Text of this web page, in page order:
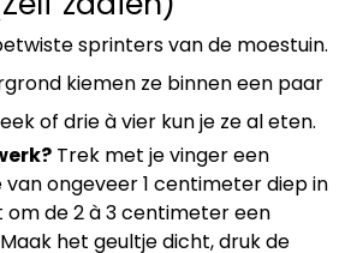
sprinters van de moestuin.
kiemen ze binnen een paar
of drie à vier kun je ze al eten.
Trek met je vinger een
ongeveer 1 centimeter diep in
om de 2 à 3 centimeter een
het geultje dicht, druk de